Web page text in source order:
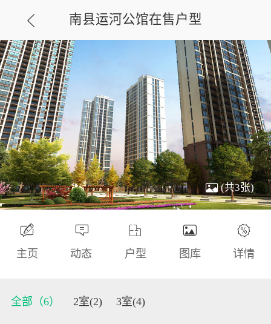
南县运河公馆在售户型
(共3张)
主页 动态 户型 图库 详情
全部（6） 2室(2) 3室(4)